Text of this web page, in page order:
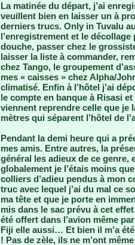
La matinée du départ, j’ai
veuillent bien en laisser un à
derniers trucs. Only in Tuvalu
l’enregistrement et le
douche, passer chez le
laisser la liste à commander,
chez Tango, le groupement
mes « caisses » chez Alpha/
climatisé. Enfin à l’hôtel j’ai
le compte en banque à Risasi
viennent reprendre celle que je
mètres qui séparent l’hôtel de
Pendant la demi heure qui a
mes amis. Entre autres, la
général les adieux de ce genre,
globalement je l’étais moins
colliers d’adieu pendus à mon
truc avec lequel j’ai du mal ce
ma tête et que je porte en
mis dans le sac prévu à cet
été offert dans l’avion même
Fiji elle aussi… Et bien il m’a
! Pas de zèle, ils ne m’ont